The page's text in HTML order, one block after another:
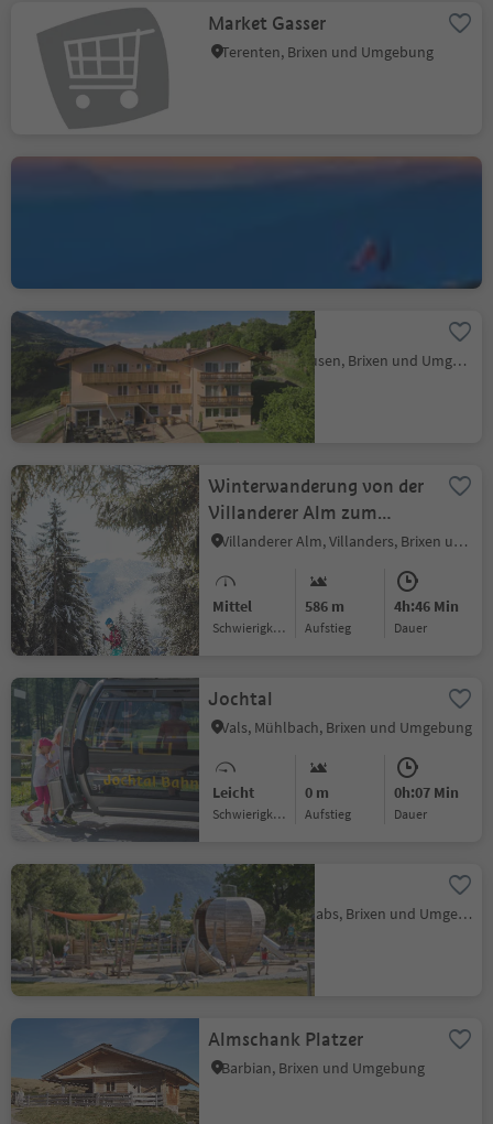
Market Gasser
Terenten, Brixen und Umgebung
Plosehütte CAI
Mira Sabiona
Gufidaun, Klausen, Brixen und Umgebung
Winterwanderung von der
Villanderer Alm zum
Rittner Horn
Villanderer Alm, Villanders, Brixen und Umgebung
Mittel
Schwierigkeitsgrad
586 m
Aufstieg
4h:46 Min
Dauer
Jochtal
Vals, Mühlbach, Brixen und Umgebung
Leicht
Schwierigkeitsgrad
0 m
Aufstieg
0h:07 Min
Dauer
Apfelgarten
Raas, Natz-Schabs, Brixen und Umgebung
Almschank Platzer
Barbian, Brixen und Umgebung